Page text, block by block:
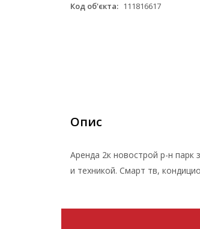
Код об'єкта: 111816617
Опис
Аренда 2к новострой р-н парк
и техникой. Смарт тв,